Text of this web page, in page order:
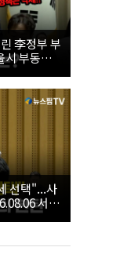
李정부 부
시 부동산
선택"...사
서울